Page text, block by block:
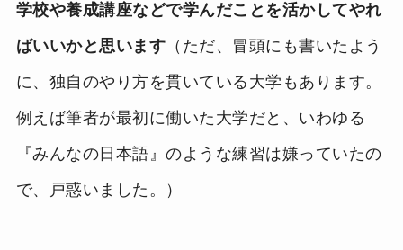
学校や養成講座などで学んだことを活かしてやれ
ばいいかと思います （ただ、冒頭にも書いたよう
に、独自のやり方を貫いている大学もあります。
例えば筆者が最初に働いた大学だと、いわゆる
『みんなの日本語』のような練習は嫌っていたの
で、戸惑いました。）